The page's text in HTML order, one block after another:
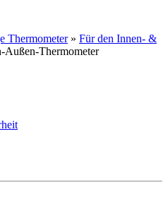
Thermometer» Für den Innen- &
Außen-Thermometer